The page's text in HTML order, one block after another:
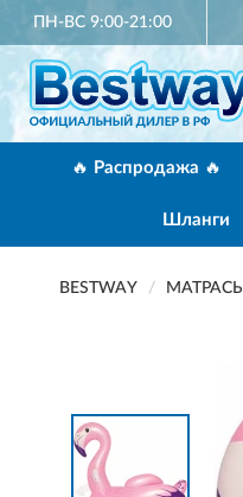
ПН-ВС 9:00-21:00
🔥 Распродажа 🔥
Шланги
BESTWAY МАТРАСЫ